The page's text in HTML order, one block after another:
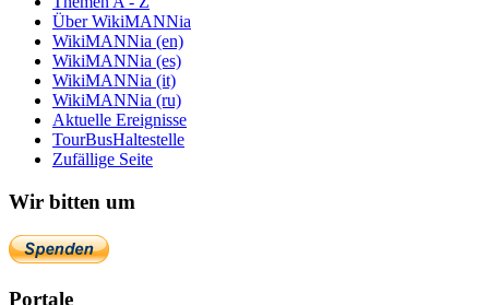
Über WikiMANNia
WikiMANNia (en)
WikiMANNia (es)
WikiMANNia (it)
WikiMANNia (ru)
Aktuelle Ereignisse
TourBusHaltestelle
Zufällige Seite
Wir bitten um
Portale